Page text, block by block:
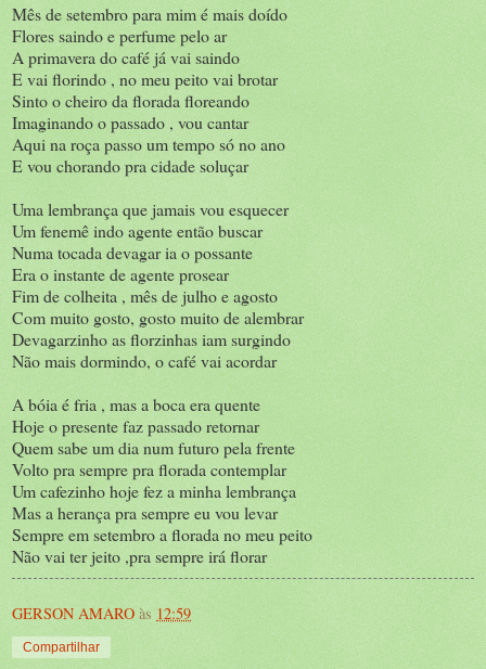
Mês de setembro para mim é mais doído
Flores saindo e perfume pelo ar
A primavera do café já vai saindo
E vai florindo , no meu peito vai brotar
Sinto o cheiro da florada floreando
Imaginando o passado , vou cantar
Aqui na roça passo um tempo só no ano
E vou chorando pra cidade soluçar
Uma lembrança que jamais vou esquecer
Um fenemê indo agente então buscar
Numa tocada devagar ia o possante
Era o instante de agente prosear
Fim de colheita , mês de julho e agosto
Com muito gosto, gosto muito de alembrar
Devagarzinho as florzinhas iam surgindo
Não mais dormindo, o café vai acordar
A bóia é fria , mas a boca era quente
Hoje o presente faz passado retornar
Quem sabe um dia num futuro pela frente
Volto pra sempre pra florada contemplar
Um cafezinho hoje fez a minha lembrança
Mas a herança pra sempre eu vou levar
Sempre em setembro a florada no meu peito
Não vai ter jeito ,pra sempre irá florar
GERSON AMARO às 12:59
Compartilhar